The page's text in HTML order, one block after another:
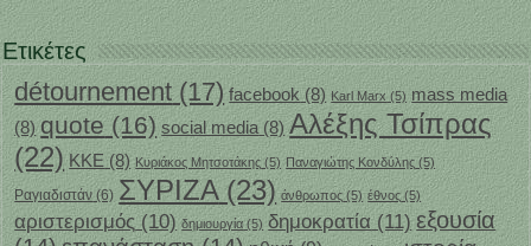
Ετικέτες
détournement(17) facebook(8) Karl Marx (5) mass media
(8) quote(16) social media (8) Αλέξης Τσίπρας
(22) ΚΚΕ(8) Κυριάκος Μητσοτάκης (5) Παναγιώτης Κονδύλης (5)
Ραγιαδιστάν (6) ΣΥΡΙΖΑ(23) άνθρωπος(5) έθνος (5)
αριστερισμός(10) δημιουργία(5) δημοκρατία(11) εξουσία